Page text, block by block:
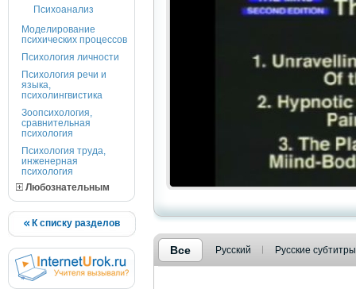
Психоанализ
Моделирование
психических процессов
Психология личности
Психология речи и
языка,
психолингвистика
Зоопсихология,
сравнительная
психология
Психология труда,
инженерная
психология
Любознательным
К списку разделов
Все Русский Русские субтитры